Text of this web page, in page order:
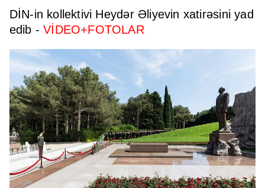
DİN-in kollektivi Heydər Əliyevin xatirəsini yad
edib -VİDEO+FOTOLAR